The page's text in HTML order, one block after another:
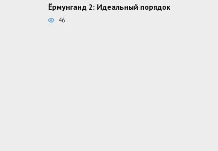
Ёрмунганд 2: Идеальный порядок
46